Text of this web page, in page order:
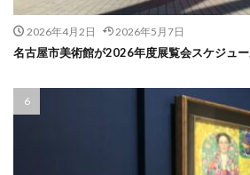
2026年4月2日 2026年5月7日
名古屋市美術館が2026年度展覧会スケジュ